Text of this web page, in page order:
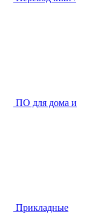
ПО для дома и
Прикладные